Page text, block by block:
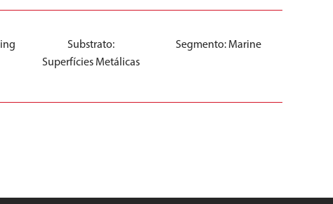
Substrato:
Superfícies Metálicas
Segmento: Marine